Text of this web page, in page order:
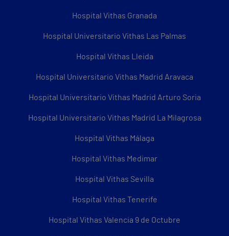
Hospital Vithas Granada
Hospital Universitario Vithas Las Palmas
Hospital Vithas Lleida
Hospital Universitario Vithas Madrid Aravaca
Hospital Universitario Vithas Madrid Arturo Soria
Hospital Universitario Vithas Madrid La Milagrosa
Hospital Vithas Málaga
Hospital Vithas Medimar
Hospital Vithas Sevilla
Hospital Vithas Tenerife
Hospital Vithas Valencia 9 de Octubre